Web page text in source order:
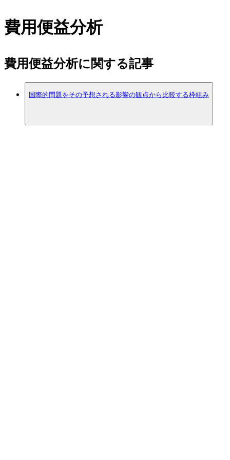
費用便益分析
費用便益分析に関する記事
国際的問題をその予想される影響の観点から比較する枠組み